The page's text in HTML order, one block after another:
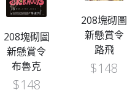
208塊砌圖
新懸賞令
布魯克
$148
208塊砌圖
新懸賞令
路飛
$148